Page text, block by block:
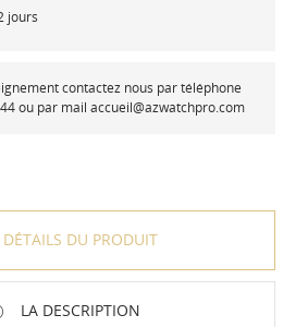
jours
contactez nous par téléphone
ou par mail accueil@azwatchpro.com
DÉTAILS DU PRODUIT
LA DESCRIPTION